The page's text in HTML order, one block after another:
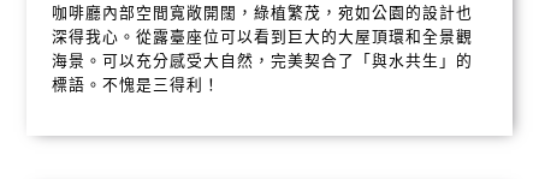
咖啡廳內部空間寬敞開闊，綠植繁茂，宛如公園的設計也
深得我心。從露臺座位可以看到巨大的大屋頂環和全景觀
海景。可以充分感受大自然，完美契合了「與水共生」的
標語。不愧是三得利！